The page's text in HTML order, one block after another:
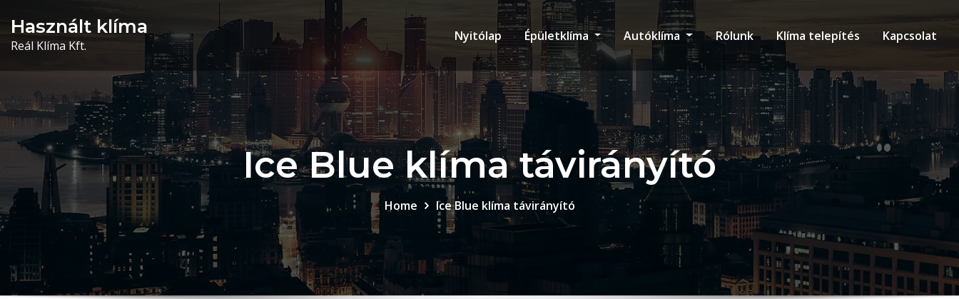
content
Használt klíma
Reál Klíma Kft.
Nyitólap Épületklíma Autóklíma Rólunk Klíma telepítés Kapcsolat
Ice Blue klíma távirányító
Home Ice Blue klíma távirányító